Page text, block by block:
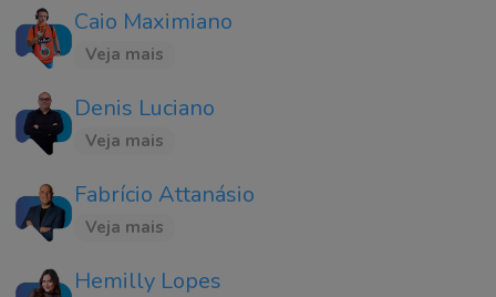
Caio Maximiano
Veja mais
Denis Luciano
Veja mais
Fabrício Attanásio
Veja mais
Hemilly Lopes